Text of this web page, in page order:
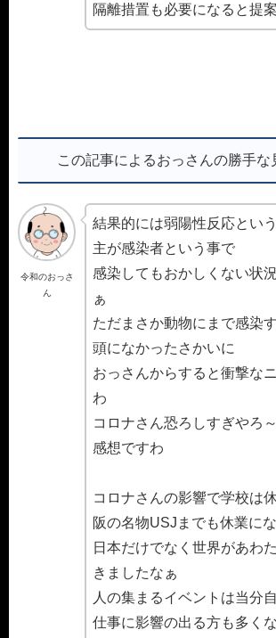
隔離措置も必要になると提案
この記事によるおっさんの勝手な
令和のおっさ
ん
結果的には弱陽性反応とい
主が感染者という事で
感染してもおかしくない状
ぁ
ただまさか動物にまで感染
頭になかったさかいに
おっさんからすると衝撃な
わ
コロナさん恐ろしすぎやろ
感想ですわ
コロナさんの影響で学校は
阪の名物USJまでも休業に
日本だけでなく世界があわ
きましたなぁ
人の集まるイベントは当分
仕事に影響の出る方も多く